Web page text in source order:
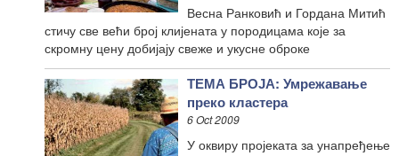
Весна Ранковић и Гордана Митић
стичу све већи број клијената у породицама које за
скромну цену добијају свеже и укусне оброке
ТЕМА БРОЈА: Умрежавање
преко кластера
6 Oct 2009
У оквиру пројеката за унапређење